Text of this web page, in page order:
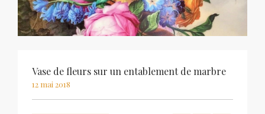
Vase de fleurs sur un entablement de marbre
12 mai 2018